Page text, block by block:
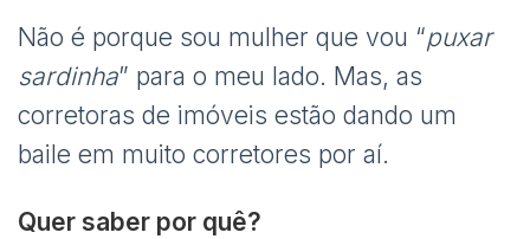
Não é porque sou mulher que vou “puxar
sardinha” para o meu lado. Mas, as
corretoras de imóveis estão dando um
baile em muito corretores por aí.
Quer saber por quê?